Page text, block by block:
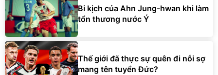
Bi kịch của Ahn Jung-hwan khi làm
tổn thương nước Ý
Thế giới đã thực sự quên đi nỗi sợ
mang tên tuyển Đức?